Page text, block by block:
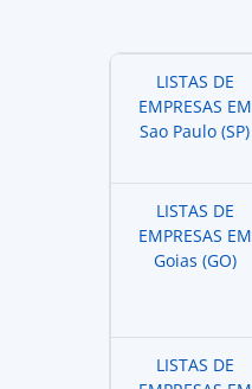
LISTAS DE
EMPRESAS EM
Sao Paulo (SP)
LISTAS DE
EMPRESAS EM
Goias (GO)
LISTAS DE